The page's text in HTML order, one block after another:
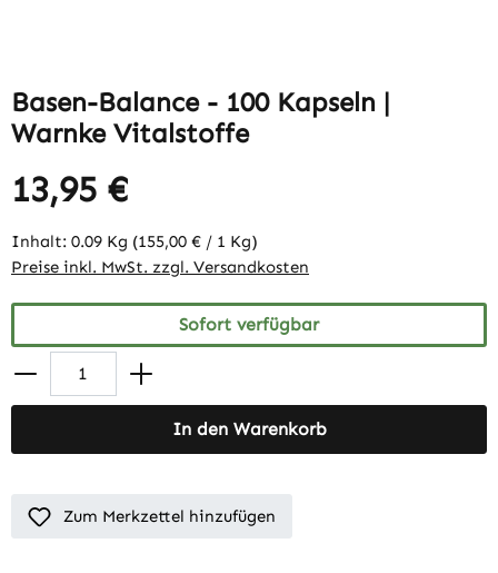
Basen-Balance - 100 Kapseln |
Warnke Vitalstoffe
13,95 €
Inhalt: 0.09 Kg (155,00 € / 1 Kg)
Preise inkl. MwSt. zzgl. Versandkosten
Sofort verfügbar
In den Warenkorb
Zum Merkzettel hinzufügen